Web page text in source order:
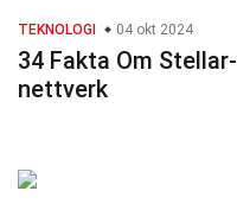
TEKNOLOGI 04 okt 2024
34 Fakta Om Stellar-
nettverk